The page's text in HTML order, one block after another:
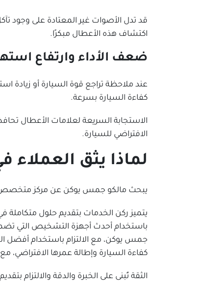
قد تدل الأصوات غير المعتادة على وجود
اكتشاف هذه الأعطال مبكرًا.
ضعف الأداء وارتفاع
عند ملاحظة تراجع قوة السيارة أو زيادة
كفاءة السيارة بسرعة.
الاستجابة السريعة لعلامات الأعطال
الافتراضي للسيارة.
لماذا يثق
يبحث مالكو جمس يوكن عن مركز متخصص
يتميز ركن الخدمات بتقديم حلول متكاملة
باستخدام أحدث أجهزة التشخيص التي
جمس يوكن، مع الالتزام باستخدام
كفاءة السيارة وإطالة عمرها الافتراضي،
الثقة تُبنى على الخبرة والدقة والالتزام